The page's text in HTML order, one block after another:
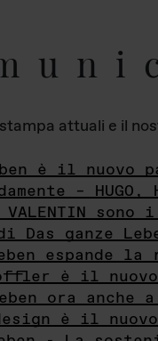
attuali e il
è il nuovo
– HUGO,
e VALENTIN
di Das ganze
espande
è il nuovo
ora
è il nuovo